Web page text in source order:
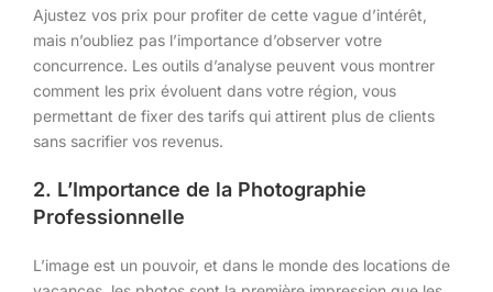
Ajustez vos prix pour profiter de cette vague d’intérêt,
mais n’oubliez pas l’importance d’observer votre
concurrence. Les outils d’analyse peuvent vous montrer
comment les prix évoluent dans votre région, vous
permettant de fixer des tarifs qui attirent plus de clients
sans sacrifier vos revenus.
2. L’Importance de la Photographie
Professionnelle
L’image est un pouvoir, et dans le monde des locations de